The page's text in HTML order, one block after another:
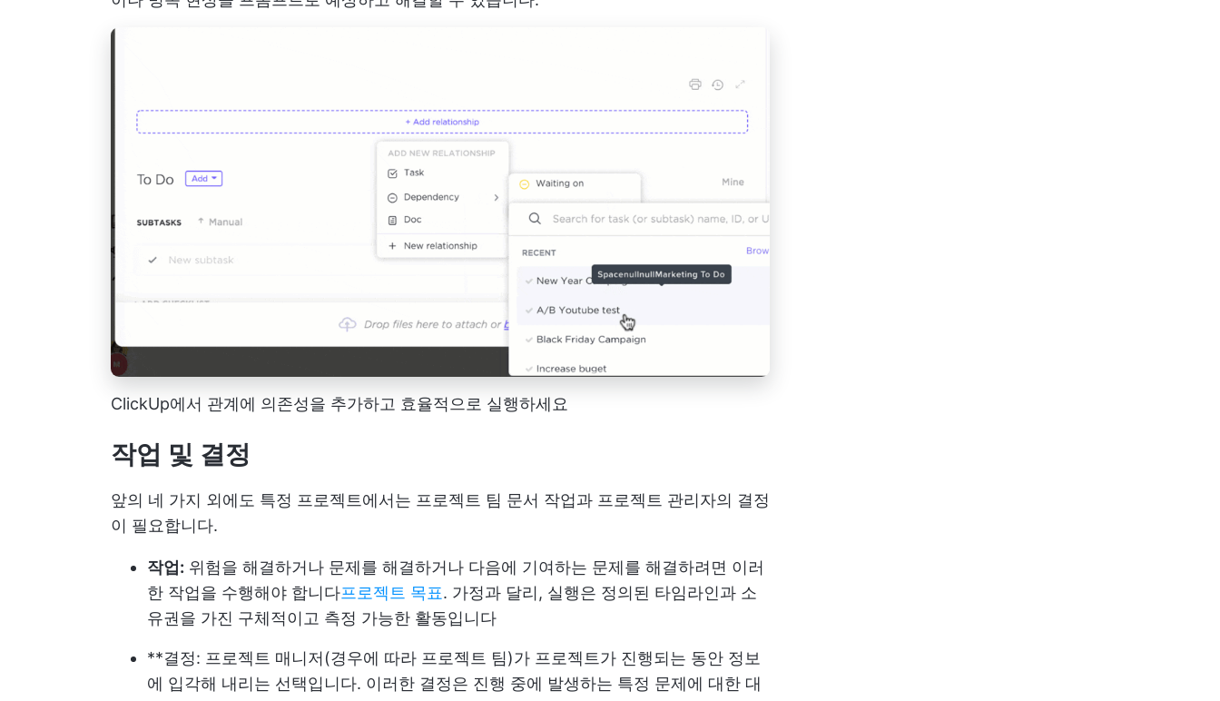
ClickUp에서 관계에 의존성을 추가하고 효율적으로 실행하세요
작업 및 결정
앞의 네 가지 외에도 특정 프로젝트에서는 프로젝트 팀 문서 작업과 프로젝트 관리자의 결정
이 필요합니다.
작업: 위험을 해결하거나 문제를 해결하거나 다음에 기여하는 문제를 해결하려면 이러
한 작업을 수행해야 합니다프로젝트 목표. 가정과 달리, 실행은 정의된 타임라인과 소
유권을 가진 구체적이고 측정 가능한 활동입니다
**결정: 프로젝트 매니저(경우에 따라 프로젝트 팀)가 프로젝트가 진행되는 동안 정보
에 입각해 내리는 선택입니다. 이러한 결정은 진행 중에 발생하는 특정 문제에 대한 대